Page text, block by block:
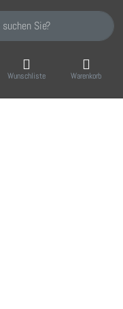
Suchbegriff ein. Während
Wunschliste Warenkorb